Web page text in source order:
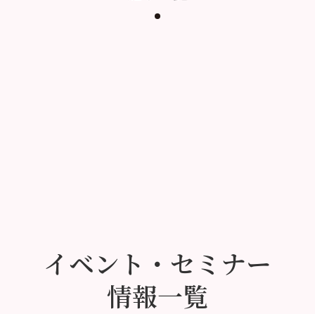
イベント・セミナー
情報一覧